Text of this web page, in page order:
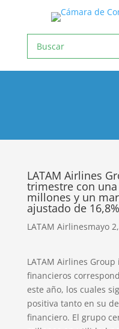
LATAM Airlines
trimestre con
millones y un
ajustado de 16,8%
LATAM Airlinesmayo
LATAM Airlines
financieros
este año, los cuales
positiva tanto en su
financiero. El grupo